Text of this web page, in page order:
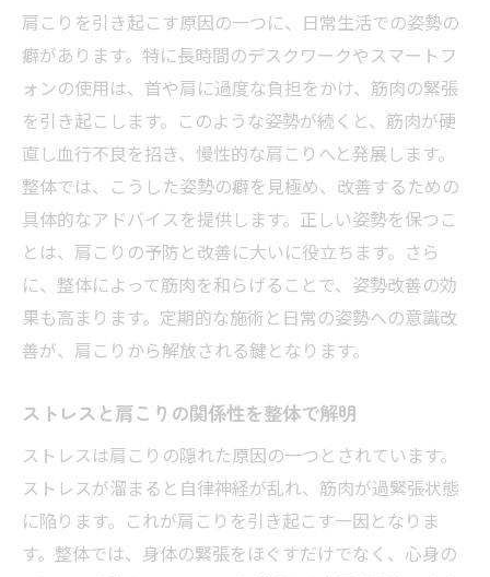
肩こりを引き起こす原因の一つに、日常生活での姿勢の
癖があります。特に長時間のデスクワークやスマートフ
ォンの使用は、首や肩に過度な負担をかけ、筋肉の緊張
を引き起こします。このような姿勢が続くと、筋肉が硬
直し血行不良を招き、慢性的な肩こりへと発展します。
整体では、こうした姿勢の癖を見極め、改善するための
具体的なアドバイスを提供します。正しい姿勢を保つこ
とは、肩こりの予防と改善に大いに役立ちます。さら
に、整体によって筋肉を和らげることで、姿勢改善の効
果も高まります。定期的な施術と日常の姿勢への意識改
善が、肩こりから解放される鍵となります。
ストレスと肩こりの関係性を整体で解明
ストレスは肩こりの隠れた原因の一つとされています。
ストレスが溜まると自律神経が乱れ、筋肉が過緊張状態
に陥ります。これが肩こりを引き起こす一因となりま
す。整体では、身体の緊張をほぐすだけでなく、心身の